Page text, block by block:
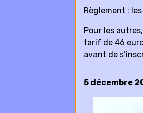
Règlement :
Pour les
tarif de 46
avant de
5 décembre